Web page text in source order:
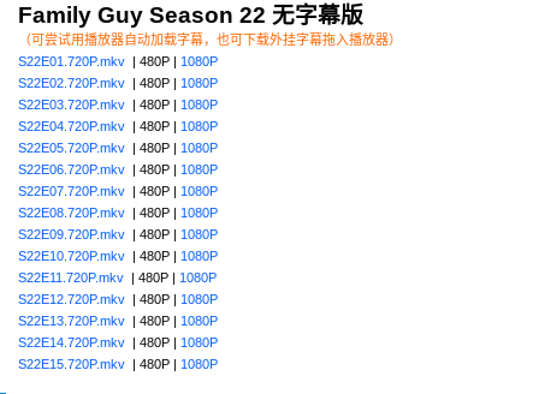
Family Guy Season 22 无字幕版
（可尝试用播放器自动加载字幕，也可下载外挂字幕拖入播放器）
S22E01.720P.mkv | 480P | 1080P
S22E02.720P.mkv | 480P | 1080P
S22E03.720P.mkv | 480P | 1080P
S22E04.720P.mkv | 480P | 1080P
S22E05.720P.mkv | 480P | 1080P
S22E06.720P.mkv | 480P | 1080P
S22E07.720P.mkv | 480P | 1080P
S22E08.720P.mkv | 480P | 1080P
S22E09.720P.mkv | 480P | 1080P
S22E10.720P.mkv | 480P | 1080P
S22E11.720P.mkv | 480P | 1080P
S22E12.720P.mkv | 480P | 1080P
S22E13.720P.mkv | 480P | 1080P
S22E14.720P.mkv | 480P | 1080P
S22E15.720P.mkv | 480P | 1080P